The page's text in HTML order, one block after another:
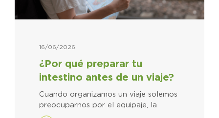
¿Por qué preparar tu
intestino antes de un viaje?
16/06/2026
Cuando organizamos un viaje solemos
preocuparnos por el equipaje, la